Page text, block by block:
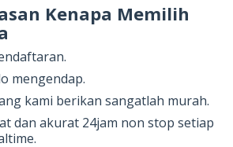
Kenapa Memilih
mengendap.
kami berikan sangatlah murah.
dan akurat 24jam non stop setiap